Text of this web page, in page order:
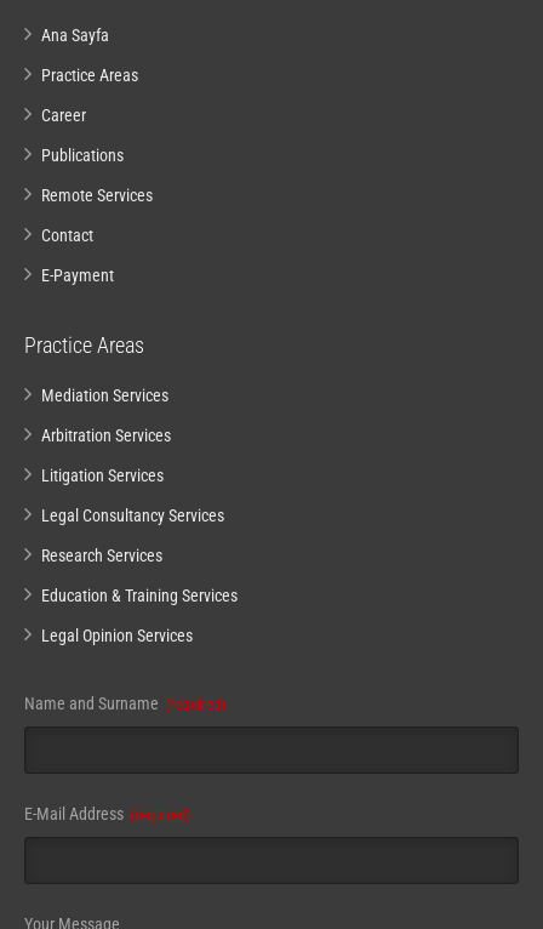
Ana Sayfa
Practice Areas
Career
Publications
Remote Services
Contact
E-Payment
Practice Areas
Mediation Services
Arbitration Services
Litigation Services
Legal Consultancy Services
Research Services
Education & Training Services
Legal Opinion Services
Website
URL (required)
Name and Surname (required)
E-Mail Address (required)
Your Message